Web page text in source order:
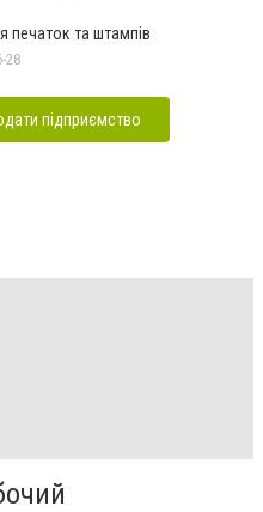
печаток та штампів
28
підприємство